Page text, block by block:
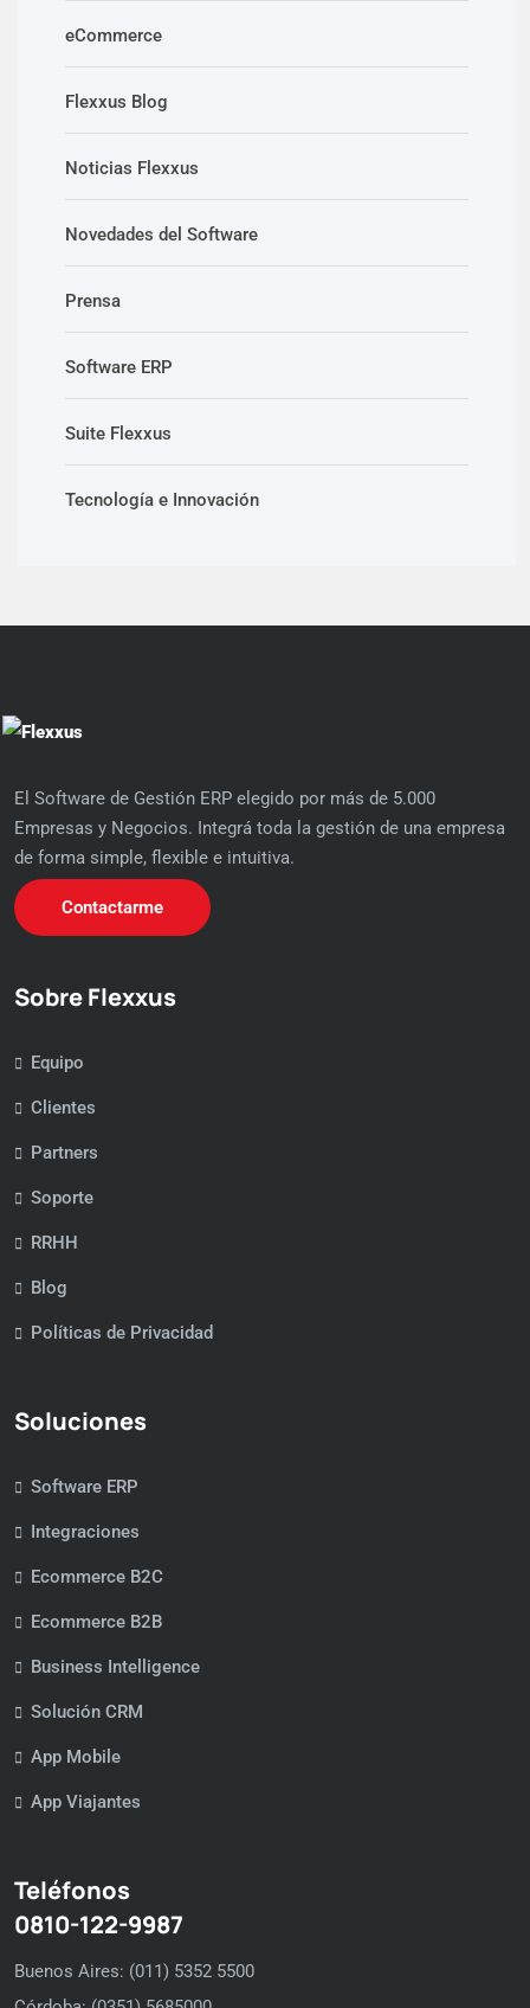
eCommerce
Flexxus Blog
Noticias Flexxus
Novedades del Software
Prensa
Software ERP
Suite Flexxus
Tecnología e Innovación
El Software de Gestión ERP elegido por más de 5.000
Empresas y Negocios. Integrá toda la gestión de una empresa
de forma simple, flexible e intuitiva.
Contactarme
Sobre Flexxus
Equipo
Clientes
Partners
Soporte
RRHH
Blog
Políticas de Privacidad
Soluciones
Software ERP
Integraciones
Ecommerce B2C
Ecommerce B2B
Business Intelligence
Solución CRM
App Mobile
App Viajantes
Teléfonos
0810-122-9987
Buenos Aires: (011) 5352 5500